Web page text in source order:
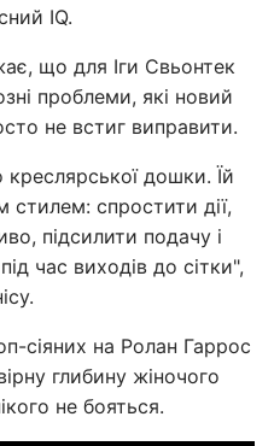
IQ.
що для Іги Свьонтек
проблеми, які новий
не встиг виправити.
дошки. Їй
стилем: спростити дії,
підсилити подачу і
час виходів до сітки",
сіяних на Ролан Гаррос
глибину жіночого
не бояться.